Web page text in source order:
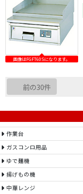
画像はFGFT60Sになります。
前の30件
作業台
ガスコンロ用品
ゆで麺機
揚げもの機
中華レンジ